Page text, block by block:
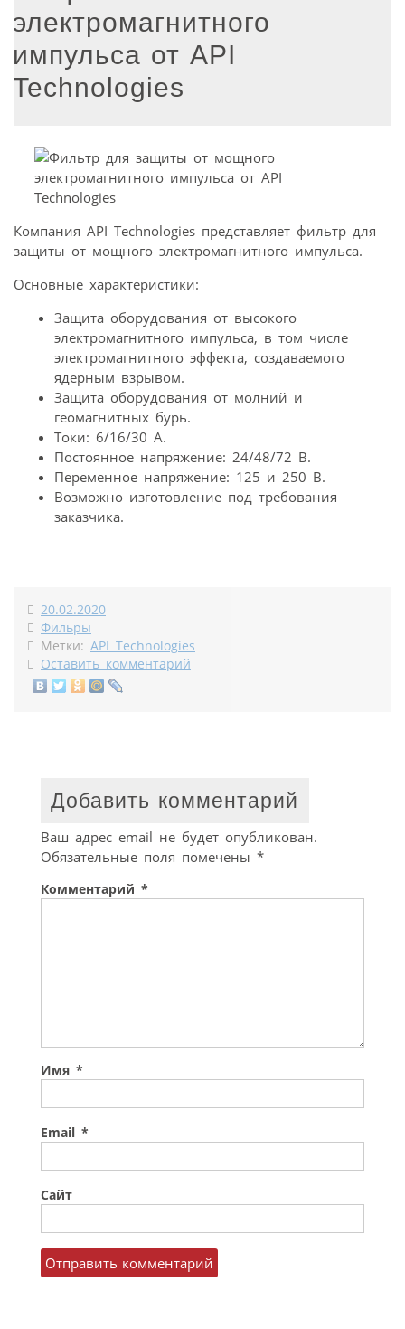
электромагнитного
импульса от API
Technologies
Компания API Technologies представляет фильтр для
защиты от мощного электромагнитного импульса.
Основные характеристики:
Защита оборудования от высокого
электромагнитного импульса, в том числе
электромагнитного эффекта, создаваемого
ядерным взрывом.
Защита оборудования от молний и
геомагнитных бурь.
Токи: 6/16/30 А.
Постоянное напряжение: 24/48/72 В.
Переменное напряжение: 125 и 250 В.
Возможно изготовление под требования
заказчика.
20.02.2020
Фильры
Метки: API Technologies
Оставить комментарий
Добавить комментарий
Ваш адрес email не будет опубликован.
Обязательные поля помечены *
Комментарий *
Имя *
Email *
Сайт